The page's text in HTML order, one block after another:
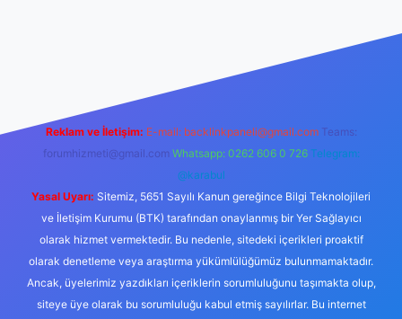
Reklam ve İletişim: E-mail: backlinkpaneli@gmail.com Teams:
forumhizmeti@gmail.com Whatsapp: 0262 606 0 726 Telegram:
@karabul
Yasal Uyarı: Sitemiz, 5651 Sayılı Kanun gereğince Bilgi Teknolojileri
ve İletişim Kurumu (BTK) tarafından onaylanmış bir Yer Sağlayıcı
olarak hizmet vermektedir. Bu nedenle, sitedeki içerikleri proaktif
olarak denetleme veya araştırma yükümlülüğümüz bulunmamaktadır.
Ancak, üyelerimiz yazdıkları içeriklerin sorumluluğunu taşımakta olup,
siteye üye olarak bu sorumluluğu kabul etmiş sayılırlar. Bu internet